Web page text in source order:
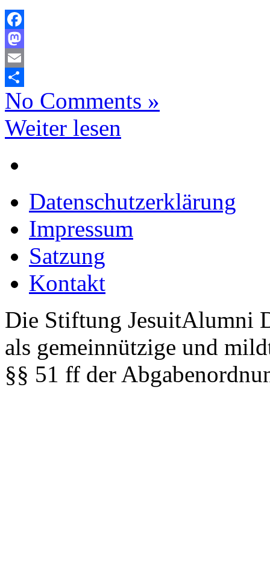
Facebook
Mastodon
Email
Teilen
No Comments »
Weiter lesen
Datenschutzerklärung
Impressum
Satzung
Kontakt
Die Stiftung JesuitAlumni
als gemeinnützige und
§§ 51 ff der